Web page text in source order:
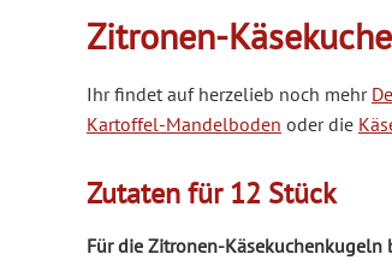
Zitronen-
Ihr findet auf herzelieb noch mehr
Kartoffel-Mandelboden oder die
Zutaten für 12 Stück
Für die Zitronen-Käsekuchenkugeln